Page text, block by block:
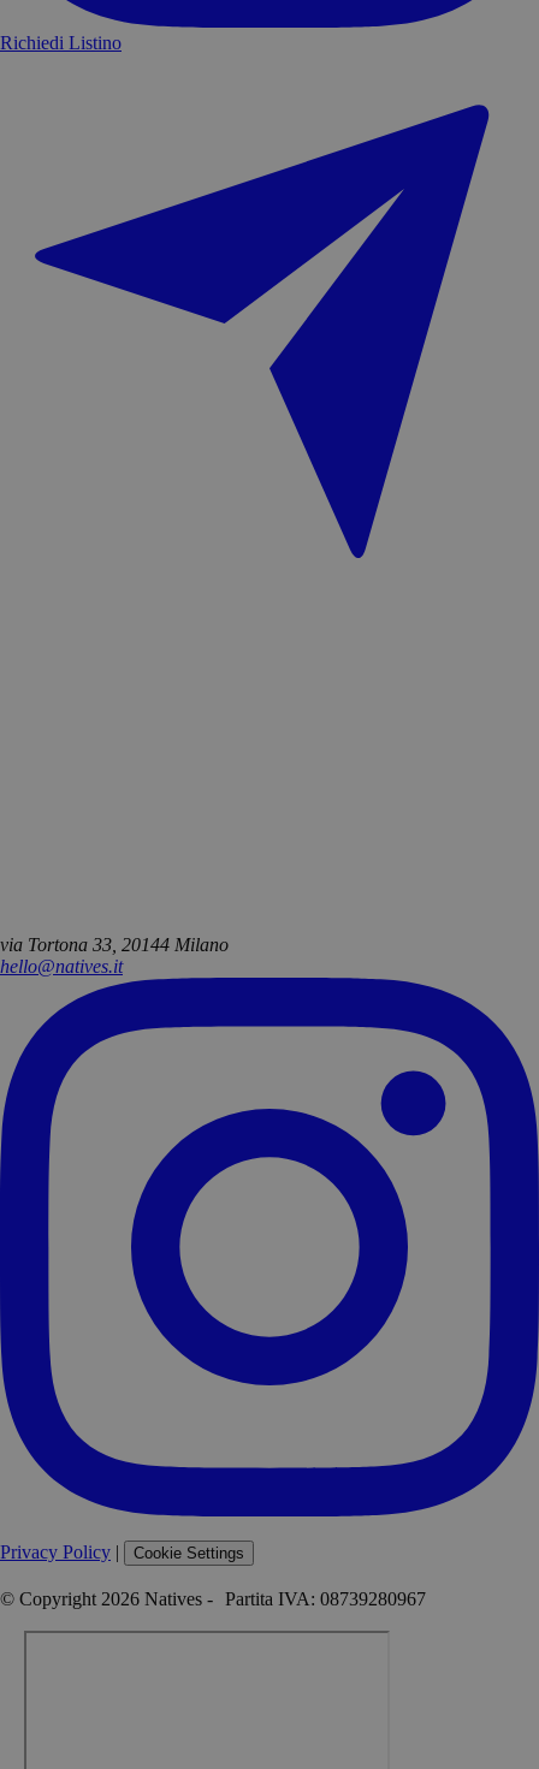
Richiedi Listino
via Tortona 33, 20144 Milano
hello@natives.it
Privacy Policy | Cookie Settings
© Copyright 2026 Natives - Partita IVA: 08739280967